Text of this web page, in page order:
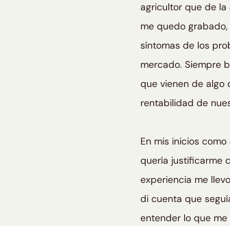
agricultor que de la
me quedo
síntomas de los
mercado. Siempre
que vienen de algo
rentabilidad de
En mis inicios
quería justificarme
experiencia me
di cuenta que
entender lo que